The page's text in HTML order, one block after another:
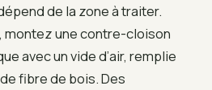
de la zone à traiter.
montez une contre-cloison
avec un vide d’air, remplie
fibre de bois. Des